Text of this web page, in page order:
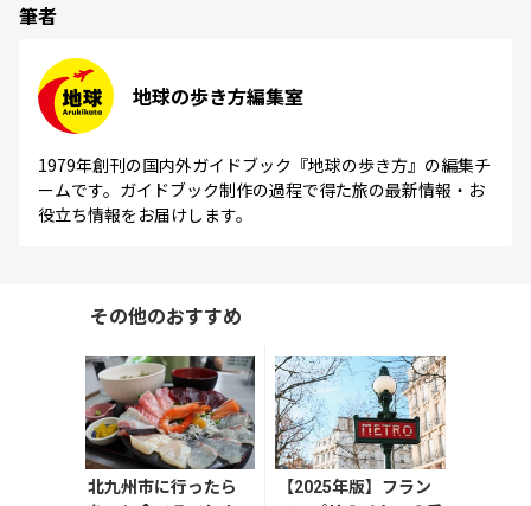
筆者
地球の歩き方編集室
1979年創刊の国内外ガイドブック『地球の歩き方』の編集チ
ームです。ガイドブック制作の過程で得た旅の最新情報・お
役立ち情報をお届けします。
その他のおすすめ
北九州市に行ったら
【2025年版】フラン